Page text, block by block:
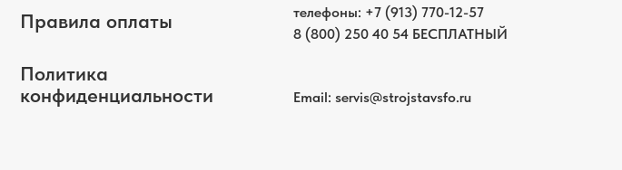
Правила оплаты
Политика
конфиденциальности
Email: servis@strojstavsfo.ru
телефоны: +7 (913) 770-12-57
8 (800) 250 40 54 БЕСПЛАТНЫЙ